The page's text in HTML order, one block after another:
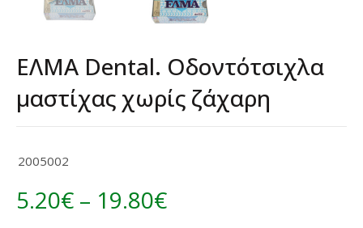
ΕΛΜΑ Dental. Οδοντότσιχλα
μαστίχας χωρίς ζάχαρη
2005002
5.20€ – 19.80€Price